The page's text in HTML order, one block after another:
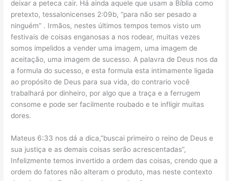
deixar a peteca cair. Há ainda aquele que usam a Bíblia como
pretexto, tessalonicenses 2:09b, “para não ser pesado a
ninguém” . Irmãos, nestes últimos tempos temos visto um
festivais de coisas enganosas a nos rodear, muitas vezes
somos impelidos a vender uma imagem, uma imagem de
aceitação, uma imagem de sucesso. A palavra de Deus nos da
a formula do sucesso, e esta formula esta intimamente ligada
ao propósito de Deus para sua vida, do contrario você
trabalhará por dinheiro, por algo que a traça e a ferrugem
consome e pode ser facilmente roubado e te infligir muitas
dores.
Mateus 6:33 nos dá a dica,”buscai primeiro o reino de Deus e
sua justiça e as demais coisas serão acrescentadas”,
Infelizmente temos invertido a ordem das coisas, crendo que a
ordem do fatores não alteram o produto, mas neste contexto